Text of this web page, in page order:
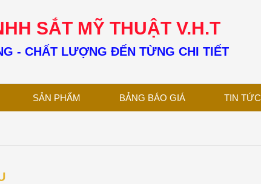
SẮT MỸ THUẬT V.H.T
- CHẤT LƯỢNG ĐẾN TỪNG CHI TIẾT
SẢN PHẨM BẢNG BÁO GIÁ TIN TỨC